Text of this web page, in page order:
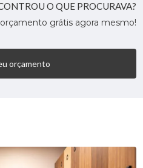
O QUE PROCURAVA?
orçamento grátis agora mesmo!
orçamento